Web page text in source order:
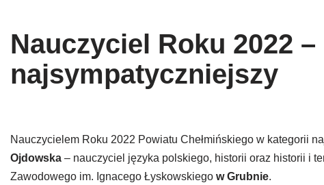
Nauczyciel Roku 2022
najsympatyczniejszy
Nauczycielem Roku 2022 Powiatu Chełmińskiego w kategorii
Ojdowska – nauczyciel języka polskiego, historii oraz historii i
Zawodowego im. Ignacego Łyskowskiego w Grubnie.